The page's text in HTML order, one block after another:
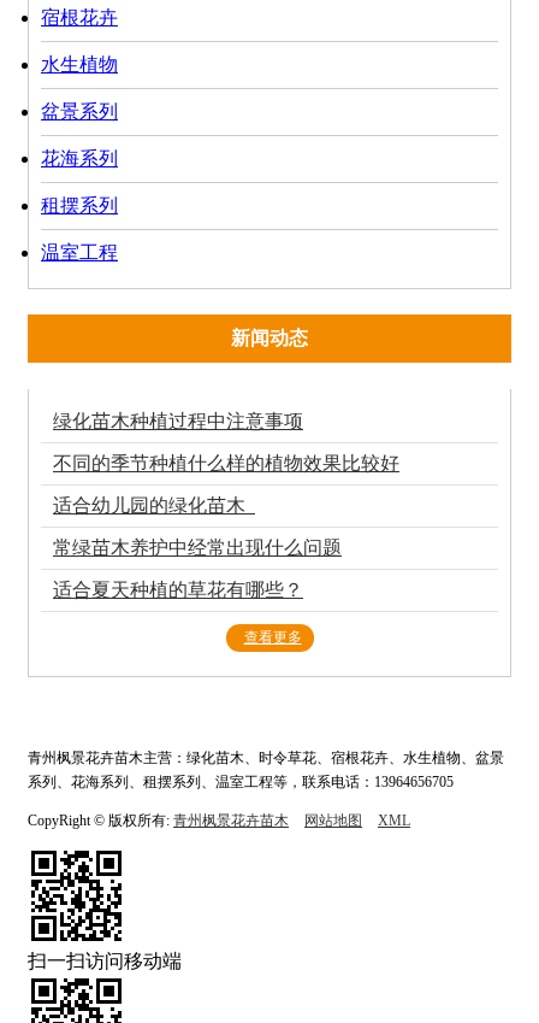
宿根花卉
水生植物
盆景系列
花海系列
租摆系列
温室工程
新闻动态
绿化苗木种植过程中注意事项
不同的季节种植什么样的植物效果比较好
适合幼儿园的绿化苗木
常绿苗木养护中经常出现什么问题
适合夏天种植的草花有哪些？
查看更多
青州枫景花卉苗木主营：绿化苗木、时令草花、宿根花卉、水生植物、盆景
系列、花海系列、租摆系列、温室工程等，联系电话：13964656705
CopyRight © 版权所有: 青州枫景花卉苗木 网站地图 XML
扫一扫访问移动端